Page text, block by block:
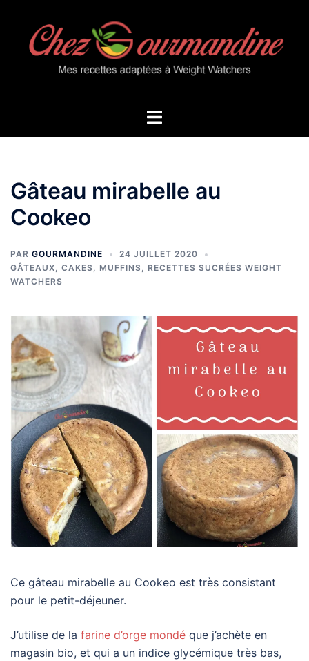
contenu
Ouvrir/fermer
Gâteau mirabelle au
Cookeo
PAR GOURMANDINE
24 JUILLET 2020
GÂTEAUX, CAKES, MUFFINS, RECETTES SUCRÉES WEIGHT
WATCHERS
Ce gâteau mirabelle au Cookeo est très consistant
pour le petit-déjeuner.
J’utilise de la farine d’orge mondé que j’achète en
magasin bio, et qui a un indice glycémique très bas,